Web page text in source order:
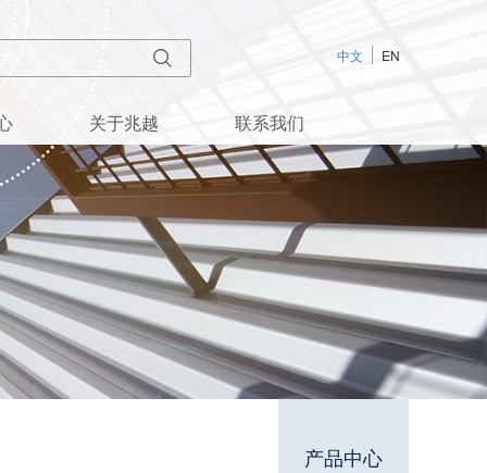
中文 EN
关于兆越 联系我们
产品中心